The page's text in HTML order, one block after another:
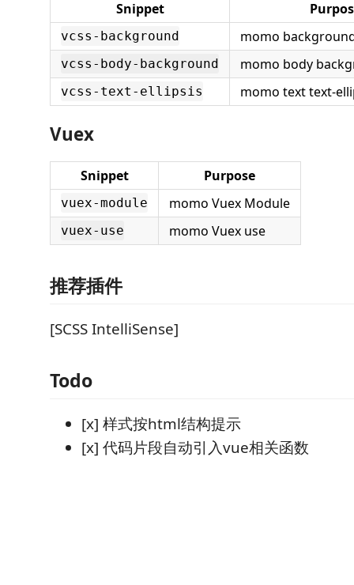
Snippet
vcss-background momo
vcss-body-background momo body
vcss-text-ellipsis momo text text-
Vuex
Snippet Purpose
vuex-module momo Vuex Module
vuex-use momo Vuex use
推荐插件
[SCSS IntelliSense]
Todo
[x] 样式按html结构提示
[x] 代码片段自动引入vue相关函数